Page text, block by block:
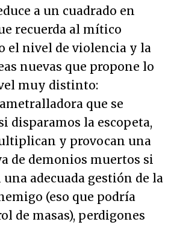
a un cuadrado en
recuerda al mítico
el nivel de violencia y la
nuevas que propone lo
muy distinto:
que se
disparamos la escopeta,
y provocan una
de demonios muertos si
adecuada gestión de la
(eso que podría
de masas), perdigones